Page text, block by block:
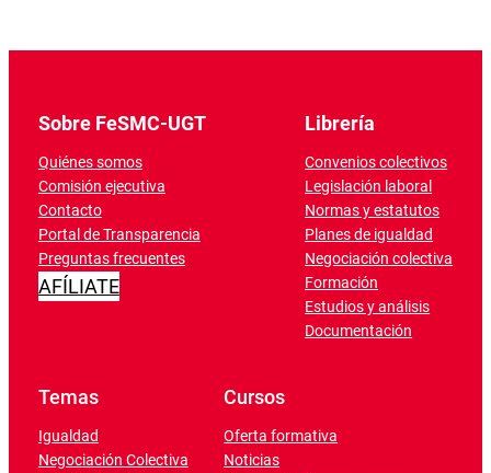
Sobre FeSMC-UGT
Quiénes somos
Comisión ejecutiva
Contacto
Portal de Transparencia
Preguntas frecuentes
AFÍLIATE
Librería
Convenios colectivos
Legislación laboral
Normas y estatutos
Planes de igualdad
Negociación colectiva
Formación
Estudios y análisis
Documentación
Temas
Igualdad
Negociación Colectiva
Cursos
Oferta formativa
Noticias